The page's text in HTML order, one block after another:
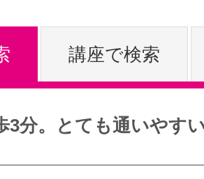
やりたいこ
特集をみる
グッドスク
講座で検索
3分。とても通いやす